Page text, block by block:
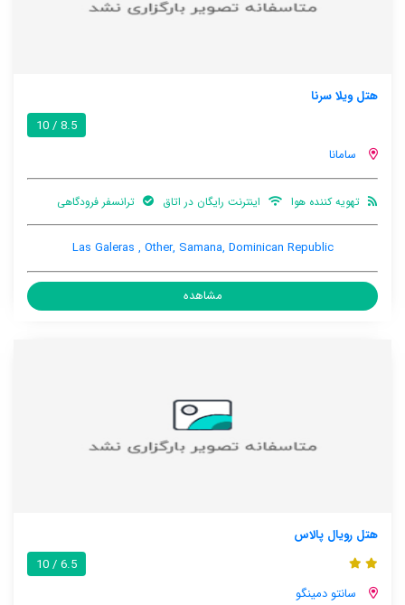
هتل ویلا سرنا
8.5 / 10
سامانا
تهویه کننده هوا اینترنت رایگان در اتاق ترانسفر فرودگاهی
Las Galeras , Other, Samana, Dominican Republic
مشاهده
هتل رویال پالاس
6.5 / 10
سانتو دمینگو